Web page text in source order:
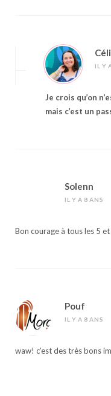
IL Y
Je crois qu’on
mais c’est un
Solenn
IL Y A 8 ANS
Bon courage à tous les 5
Pouf
IL Y A 8 ANS
waw! c’est des très bons